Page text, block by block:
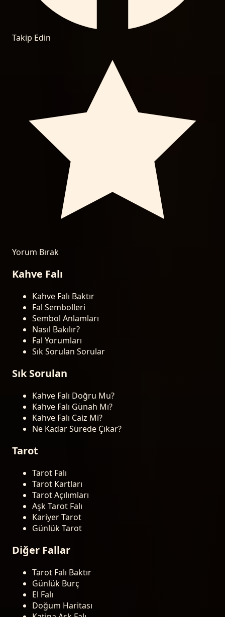
Takip Edin
Yorum Bırak
Kahve Falı
Kahve Falı Baktır
Fal Sembolleri
Sembol Anlamları
Nasıl Bakılır?
Fal Yorumları
Sık Sorulan Sorular
Sık Sorulan
Kahve Falı Doğru Mu?
Kahve Falı Günah Mı?
Kahve Falı Caiz Mi?
Ne Kadar Sürede Çıkar?
Tarot
Tarot Falı
Tarot Kartları
Tarot Açılımları
Aşk Tarot Falı
Kariyer Tarot
Günlük Tarot
Diğer Fallar
Tarot Falı Baktır
Günlük Burç
El Falı
Doğum Haritası